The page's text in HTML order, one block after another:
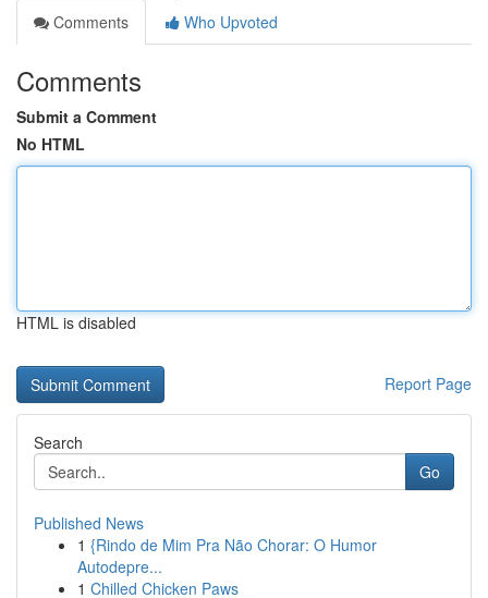
Comments
Who Upvoted
Comments
Submit a Comment
No HTML
HTML is disabled
Report Page
Search
Go
Published News
1 {Rindo de Mim Pra Não Chorar: O Humor
Autodepre...
1 Chilled Chicken Paws